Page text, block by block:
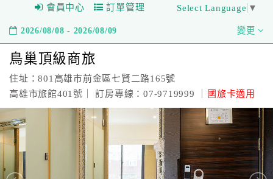
會員中心 訂單管理 Select Language ▼
2026/08/08 - 2026/08/09 變更
鳥巢頂級商旅
住址：801高雄市前金區七賢二路165號
高雄市旅館401號｜ 訂房專線：07-9719999 ｜
國旅卡適用